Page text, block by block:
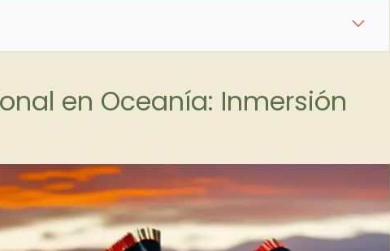
en Oceanía: Inmersión